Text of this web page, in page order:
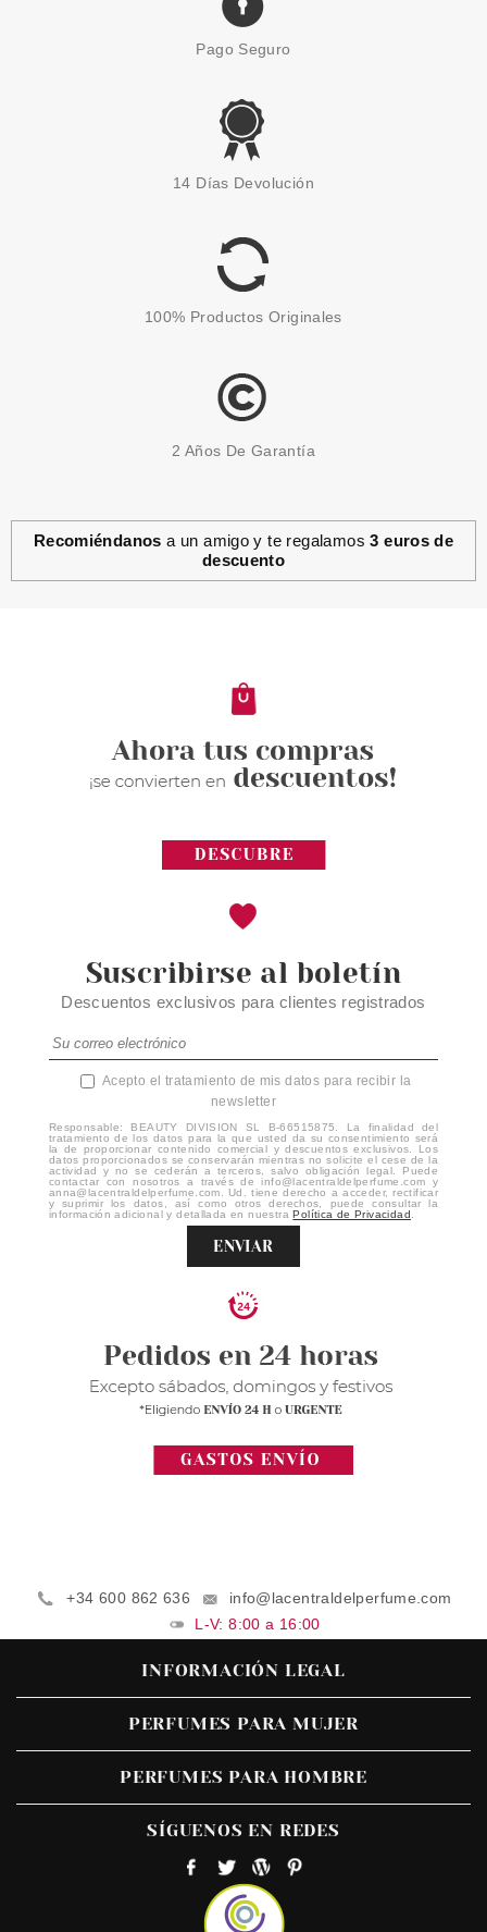
ESSENCE
CAMOUFLAGE+ MATT
2.99€
ESSENCE
1.92€
Pago Seguro
14 Días Devolución
100% Productos Originales
2 Años De Garantía
Recomiéndanos a un amigo y te regalamos3 euros de
descuento
Suscribirse al boletín
Descuentos exclusivos para clientes registrados
Acepto el tratamiento de mis datos para recibir la
newsletter
Responsable: BEAUTY DIVISION SL B-66515875. La finalidad del
tratamiento de los datos para la que usted da su consentimiento será
la de proporcionar contenido comercial y descuentos exclusivos. Los
datos proporcionados se conservarán mientras no solicite el cese de la
actividad y no se cederán a terceros, salvo obligación legal. Puede
contactar con nosotros a través de info@lacentraldelperfume.com y
anna@lacentraldelperfume.com. Ud. tiene derecho a acceder, rectificar
y suprimir los datos, así como otros derechos, puede consultar la
información adicional y detallada en nuestraPolítica de Privacidad.
ENVIAR
+34 600 862 636
info@lacentraldelperfume.com
L-V: 8:00 a 16:00
INFORMACIÓN LEGAL
PERFUMES PARA MUJER
PERFUMES PARA HOMBRE
SÍGUENOS EN REDES